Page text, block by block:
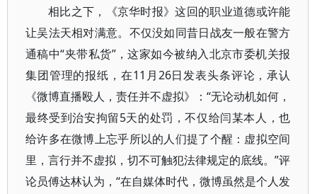
相比之下，《京华时报》这回的职业道德或许能
让吴法天相对满意。不仅没如同昔日战友一般在警方
通稿中“夹带私货”，这家如今被纳入北京市委机关报
集团管理的报纸，在11月26日发表头条评论，承认
《微博直播殴人，责任并不虚拟》：“无论动机如何，
最终受到治安拘留5天的处罚，不仅给闫某本人，也
给许多在微博上忘乎所以的人们提了个醒：虚拟空间
里，言行并不虚拟，切不可触犯法律规定的底线。”评
论员傅达林认为，“在自媒体时代，微博虽然是个人发